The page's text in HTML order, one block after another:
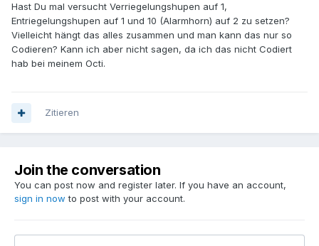
Hast Du mal versucht Verriegelungshupen auf 1,
Entriegelungshupen auf 1 und 10 (Alarmhorn) auf 2 zu setzen?
Vielleicht hängt das alles zusammen und man kann das nur so
Codieren? Kann ich aber nicht sagen, da ich das nicht Codiert
hab bei meinem Octi.
Zitieren
Join the conversation
You can post now and register later. If you have an account,
sign in now to post with your account.